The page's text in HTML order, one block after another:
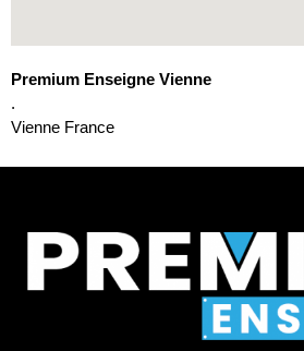
Premium Enseigne Vienne
.
Vienne France